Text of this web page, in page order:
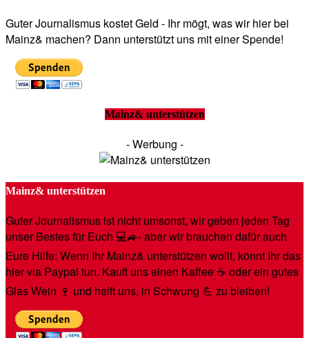
Guter Journalismus kostet Geld - Ihr mögt, was wir hier bei
Mainz& machen? Dann unterstützt uns mit einer Spende!
Mainz& unterstützen
- Werbung -
Mainz& unterstützen
Guter Journalismus ist nicht umsonst, wir geben jeden Tag
unser Bestes für Euch 💻🚙- aber wir brauchen dafür auch
Eure Hilfe: Wenn Ihr Mainz& unterstützen wollt, könnt Ihr das
hier via Paypal tun. Kauft uns einen Kaffee ☕️ oder ein gutes
Glas Wein 🍷 und helft uns, in Schwung 💪 zu bleiben!